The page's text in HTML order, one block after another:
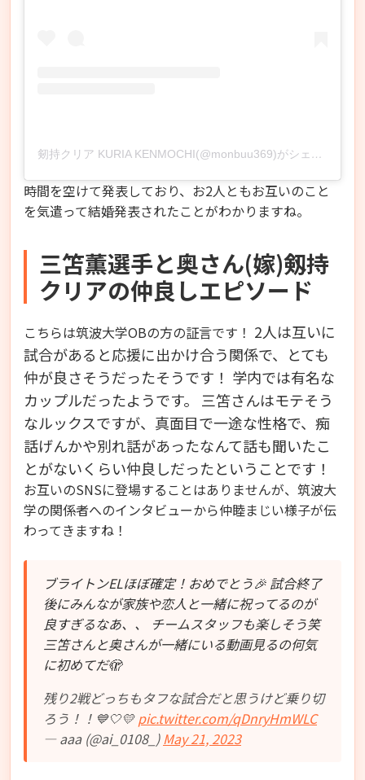
剱持クリア KURIA KENMOCHI(@monbuu369)がシェアした投稿
時間を空けて発表しており、お2人ともお互いのこと
を気遣って結婚発表されたことがわかりますね。
三笘薫選手と奥さん(嫁)剱持
クリアの仲良しエピソード
こちらは筑波大学OBの方の証言です！ 2人は互いに
試合があると応援に出かけ合う関係で、とても
仲が良さそうだったそうです！ 学内では有名な
カップルだったようです。
三笘さんはモテそう
なルックスですが、真面目で一途な性格で、痴
話げんかや別れ話があったなんて話も聞いたこ
とがないくらい仲良しだったということです！
お互いのSNSに登場することはありませんが、筑波大
学の関係者へのインタビューから仲睦まじい様子が伝
わってきますね！
ブライトンELほぼ確定！おめでとう🎉 試合終了
後にみんなが家族や恋人と一緒に祝ってるのが
良すぎるなあ、、 チームスタッフも楽しそう笑
三笘さんと奥さんが一緒にいる動画見るの何気
に初めてだ🫣
残り2戦どっちもタフな試合だと思うけど乗り切
ろう！！💙🤍💛pic.twitter.com/qDnryHmWLC
— aaa (@ai_0108_)May 21, 2023